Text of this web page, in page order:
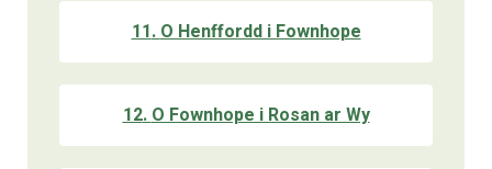
11. O Henffordd i Fownhope
12. O Fownhope i Rosan ar Wy